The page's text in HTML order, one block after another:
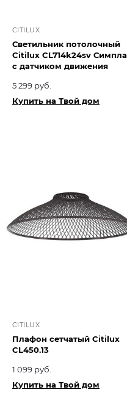
CITILUX
Светильник потолочный
Citilux CL714k24sv Симпла
с датчиком движения
5 299 руб.
Купить на Твой дом
CITILUX
Плафон сетчатый Citilux
CL450.13
1 099 руб.
Купить на Твой дом